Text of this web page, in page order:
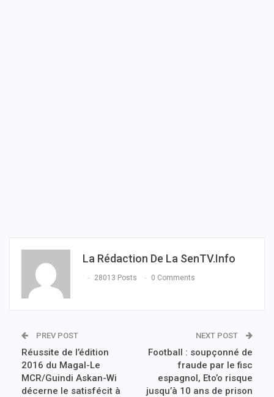
La Rédaction De La SenTV.info
28013 Posts 0 Comments
PREV POST
Réussite de l’édition
2016 du Magal-Le
MCR/Guindi Askan-Wi
décerne le satisfécit à
NEXT POST
Football : soupçonné de
fraude par le fisc
espagnol, Eto’o risque
jusqu’à 10 ans de prison